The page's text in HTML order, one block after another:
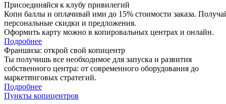
Присоединяйся к клубу привилегий
Копи баллы и оплачивай ими до 15% стоимости заказа.
персональные скидки и предложения.
Оформить карту можно в копировальных центрах и онлайн.
Подробнее
Франшиза: открой свой копицентр
Ты получишь все необходимое для запуска и развития
собственного центра: от современного оборудования до
маркетинговых стратегий.
Подробнее
Пункты копицентров